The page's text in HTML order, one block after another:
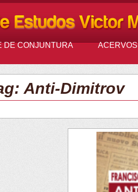
DE CONJUNTURA ACERVOS
Anti-Dimitrov